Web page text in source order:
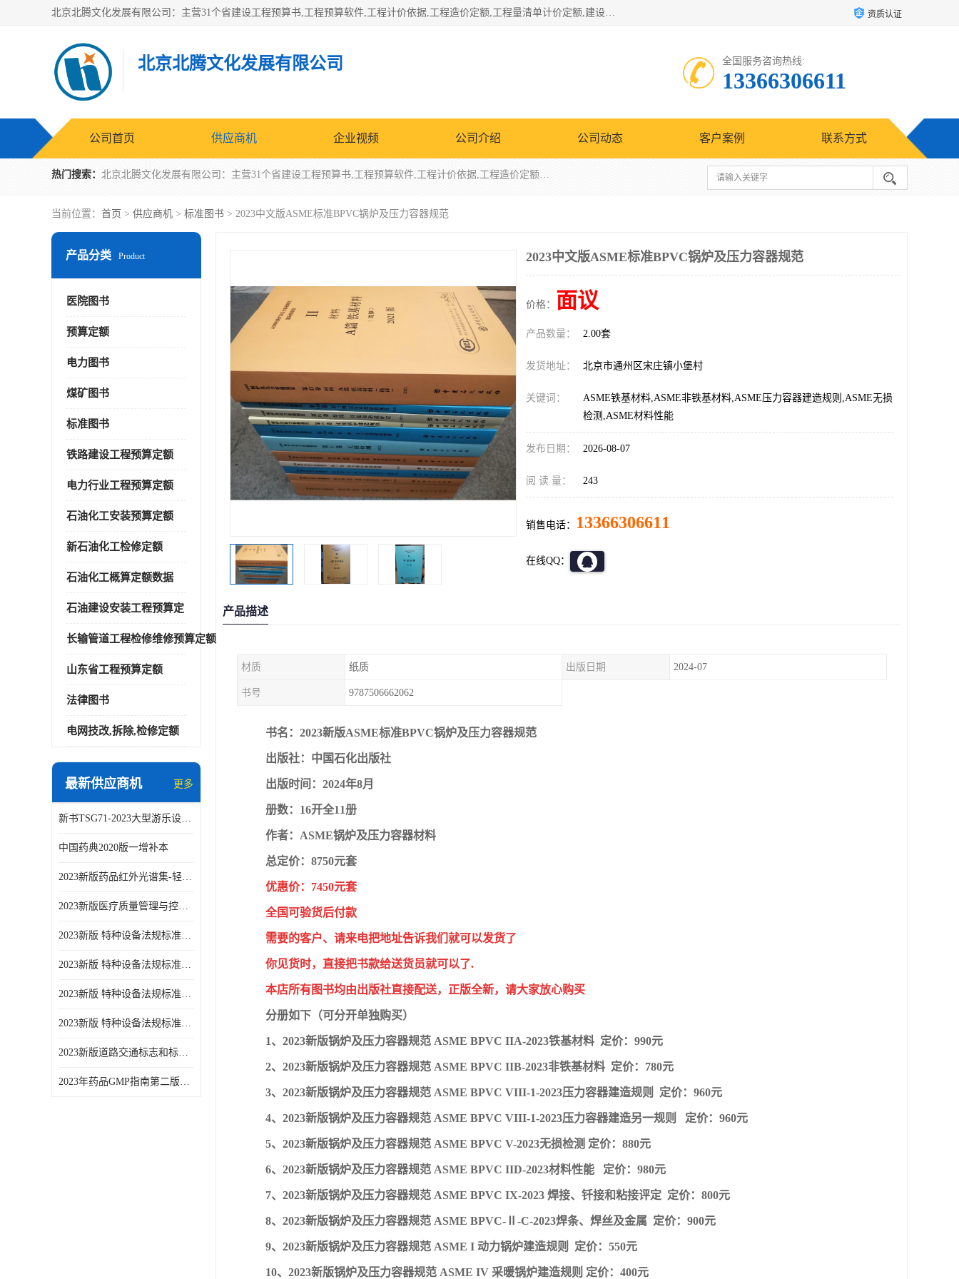
北京北腾文化发展有限公司：主营31个省建设工程预算书,工程预算软件,工程计价依据,工程造价定额,工程量清单计价定额,建设工程量消耗量定额,各行业工程预算定额,铁路定额,电力定额,矿山定额,*,黄金定额,钢铁企业检修定额,中石化安装检修定额,煤矿图书,医院书籍等.诚信的经营，在发展的同时公司不忘不断总结不断优化为客户的服务，和一如既往的热情赢得了新老客户的极高评价及青睐。 资质认证
北京北腾文化发展有限公司 全国服务咨询热线:
13366306611
公司首页 供应商机 企业视频 公司介绍 公司动态 客户案例 联系方式
热门搜索： 北京北腾文化发展有限公司：主营31个省建设工程预算书,工程预算软件,工程计价依据,工程造价定额,工程量清单计价定额,建设工程量消耗量定额,各行业工程预算定额,铁路定额,电力定额,矿山定额,*,黄金定额,钢铁企业检修定额,中石化安装检修定额,煤矿图书,医院书籍等.诚信的经营，在发展的同时公司不忘不断总结不断优化为客户的服务，和一如既往的热情赢得了新老客户的极高评价及青睐。
当前位置： 首页 > 供应商机 > 标准图书 > 2023中文版ASME标准BPVC锅炉及压力容器规范
产品分类 Product
医院图书
预算定额
电力图书
煤矿图书
标准图书
铁路建设工程预算定额
电力行业工程预算定额
石油化工安装预算定额
新石油化工检修定额
石油化工概算定额数据
石油建设安装工程预算定
长输管道工程检修维修预算定额
山东省工程预算定额
法律图书
电网技改,拆除,检修定额
最新供应商机 更多
新书TSG71-2023大型游乐设施安全技术规程
中国药典2020版一增补本
2023新版药品红外光谱集-轻工业出版社
2023新版医疗质量管理与控制指标汇编5.0版
2023新版 特种设备法规标准手册 机电类标准客运索道卷
2023新版 特种设备法规标准手册 机电类标准游乐设施卷
2023新版 特种设备法规标准手册 安全技术规范卷共三本
2023新版 特种设备法规标准手册 机电类标准电梯卷 共两本
2023新版道路交通标志和标线手册
2023年药品GMP指南第二版全6册
2023中文版ASME标准BPVC锅炉及压力容器规范
价格： 面议
产品数量： 2.00套
发货地址： 北京市通州区宋庄镇小堡村
关键词：
ASME铁基材料,ASME非铁基材料,ASME压力容器建造规则,ASME无损
检测,ASME材料性能
发布日期： 2026-08-07
阅 读 量： 243
销售电话： 13366306611
在线QQ：
产品描述
材质 纸质 出版日期 2024-07
书号 9787506662062
书名：2023新版ASME标准BPVC锅炉及压力容器规范
出版社：中国石化出版社
出版时间：2024年8月
册数：16开全11册
作者：ASME锅炉及压力容器材料
总定价：8750元套
优惠价：7450元套
全国可验货后付款
需要的客户、请来电把地址告诉我们就可以发货了
你见货时，直接把书款给送货员就可以了.
本店所有图书均由出版社直接配送，正版全新，请大家放心购买
分册如下（可分开单独购买）
1、2023新版锅炉及压力容器规范 ASME BPVC IIA-2023铁基材料 定价：990元
2、2023新版锅炉及压力容器规范 ASME BPVC IIB-2023非铁基材料 定价：780元
3、2023新版锅炉及压力容器规范 ASME BPVC VIII-1-2023压力容器建造规则 定价：960元
4、2023新版锅炉及压力容器规范 ASME BPVC VIII-1-2023压力容器建造另一规则 定价：960元
5、2023新版锅炉及压力容器规范 ASME BPVC V-2023无损检测 定价：880元
6、2023新版锅炉及压力容器规范 ASME BPVC IID-2023材料性能 定价：980元
7、2023新版锅炉及压力容器规范 ASME BPVC IX-2023 焊接、钎接和粘接评定 定价：800元
8、2023新版锅炉及压力容器规范 ASME BPVC-Ⅱ-C-2023焊条、焊丝及金属 定价：900元
9、2023新版锅炉及压力容器规范 ASME I 动力锅炉建造规则 定价：550元
10、2023新版锅炉及压力容器规范 ASME IV 采暖锅炉建造规则 定价：400元